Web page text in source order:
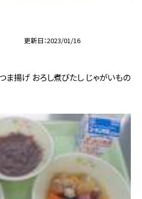
更新日 2023/01/16
ま揚げ おろし煮びたし じゃがいもの